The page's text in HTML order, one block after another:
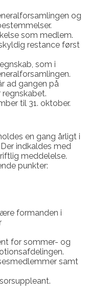
og
som medlem.
restance først
som i
ad gangen på
til 31. oktober.
en gang årligt i
indkaldes med
meddelelse.
punkter:
formanden i
for sommer- og
samt